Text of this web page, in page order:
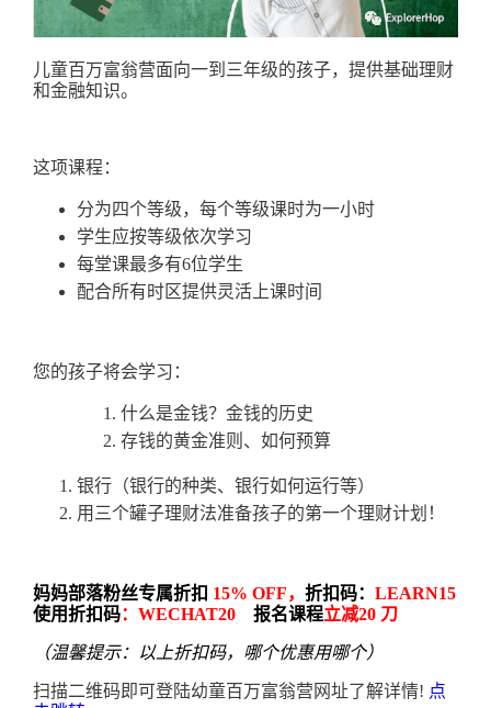
儿童百万富翁营面向一到三年级的孩子，提供基础理财
和金融知识。
这项课程：
分为四个等级，每个等级课时为一小时
学生应按等级依次学习
每堂课最多有6位学生
配合所有时区提供灵活上课时间
您的孩子将会学习：
什么是金钱？金钱的历史
存钱的黄金准则、如何预算
银行（银行的种类、银行如何运行等）
用三个罐子理财法准备孩子的第一个理财计划！
妈妈部落粉丝专属折扣 15% OFF，折扣码：LEARN15
使用折扣码：WECHAT20报名课程立减20 刀
（温馨提示：以上折扣码，哪个优惠用哪个）
扫描二维码即可登陆幼童百万富翁营网址了解详情! 点